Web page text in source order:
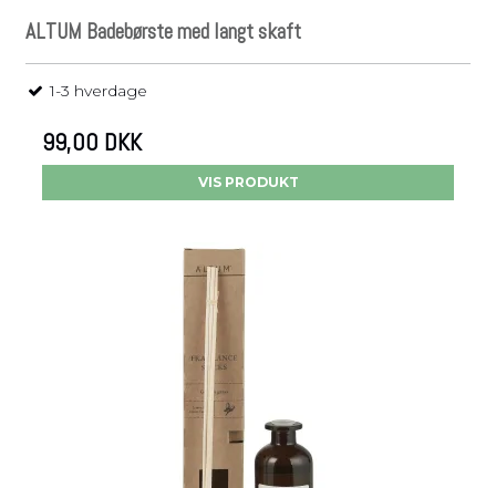
ALTUM Badebørste med langt skaft
1-3 hverdage
99,00 DKK
VIS PRODUKT